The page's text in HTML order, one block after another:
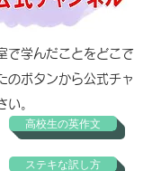
で学んだことをどこで
のボタンから公式チャ
い。
高校生の英作文
ステキな訳し方